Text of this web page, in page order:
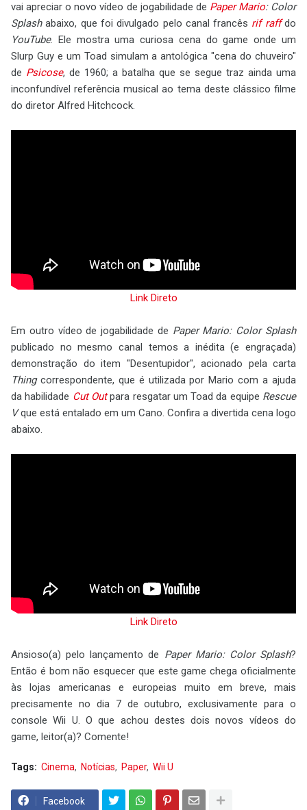
vai apreciar o novo vídeo de jogabilidade de Paper Mario: Color
Splashabaixo, que foi divulgado pelo canal francês rif raffdo
YouTube. Ele mostra uma curiosa cena do game onde um
Slurp Guy e um Toad simulam a antológica "cena do chuveiro"
de Psicose, de 1960; a batalha que se segue traz ainda uma
inconfundível referência musical ao tema deste clássico filme
do diretor Alfred Hitchcock.
Link Direto
Em outro vídeo de jogabilidade de Paper Mario: Color Splash
publicado no mesmo canal temos a inédita (e engraçada)
demonstração do item "Desentupidor", acionado pela carta
Thingcorrespondente, que é utilizada por Mario com a ajuda
da habilidade Cut Outpara resgatar um Toad da equipe Rescue
Vque está entalado em um Cano. Confira a divertida cena logo
abaixo.
Link Direto
Ansioso(a) pelo lançamento de Paper Mario: Color Splash?
Então é bom não esquecer que este game chega oficialmente
às lojas americanas e europeias muito em breve, mais
precisamente no dia 7 de outubro, exclusivamente para o
console Wii U. O que achou destes dois novos vídeos do
game, leitor(a)? Comente!
Tags: Cinema Notícias Paper Wii U
Facebook